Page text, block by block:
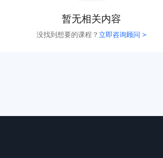
暂无相关内容
没找到想要的课程？ 立即咨询顾问 >